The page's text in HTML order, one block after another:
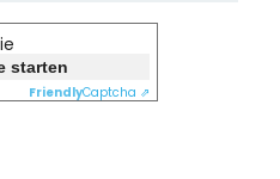
starten
FriendlyCaptcha ⇗